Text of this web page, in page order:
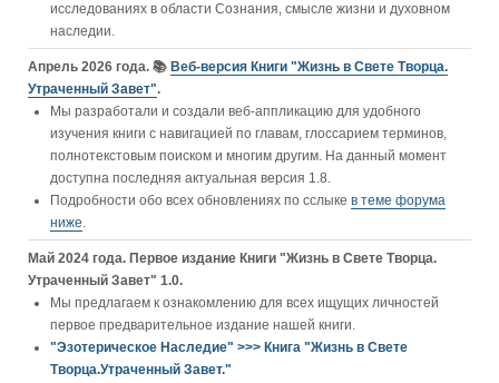
исследованиях в области Сознания, смысле жизни и духовном
наследии.
Апрель 2026 года. 📚 Веб-версия Книги "Жизнь в Свете Творца.
Утраченный Завет".
Мы разработали и создали веб-аппликацию для удобного
изучения книги c навигацией по главам, глоссарием терминов,
полнотекстовым поиском и многим другим. На данный момент
доступна последняя актуальная версия 1.8.
Подробности обо всех обновлениях по сслыке в теме форума
ниже.
Май 2024 года. Первое издание Книги "Жизнь в Свете Творца.
Утраченный Завет" 1.0.
Мы предлагаем к ознакомлению для всех ищущих личностей
первое предварительное издание нашей книги.
"Эзотерическое Наследие" >>> Книга "Жизнь в Свете
Творца.Утраченный Завет."